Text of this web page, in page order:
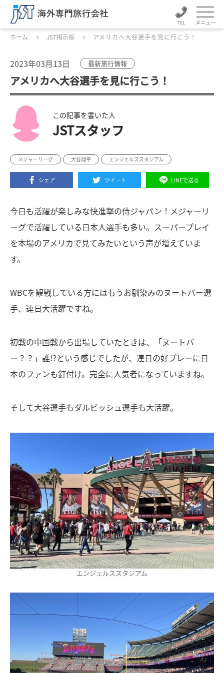
メニュー
ホーム JST掲示板 アメリカへ大谷選手を見に行こう！
2023年03月13日 最新旅行情報
アメリカへ大谷選手を見に行こう！
この記事を書いた人
JSTスタッフ
メジャーリーグ 大谷翔平 エンジェルススタジアム
シェア ツイート LINEで送る
今日も活躍が楽しみな快進撃の侍ジャパン！メジャーリ
ーグで活躍している日本人選手も多い。スーパープレイ
を本場のアメリカで見てみたいという声が増えていま
す。
WBCを観戦している方にはもうお馴染みのヌートバー選
手、連日大活躍ですね。
初戦の中国戦から出場していたときは、「ヌートバ
ー？？」誰!?という感じでしたが、連日の好プレーに日
本のファンも釘付け。完全に人気者になっていますね。
そして大谷選手もダルビッシュ選手も大活躍。
エンジェルススタジアム